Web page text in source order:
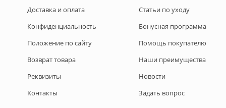
Доставка и оплата
Конфиденциальность
Положение по сайту
Возврат товара
Реквизиты
Контакты
Статьи по уходу
Бонусная программа
Помощь покупателю
Наши преимущества
Новости
Задать вопрос